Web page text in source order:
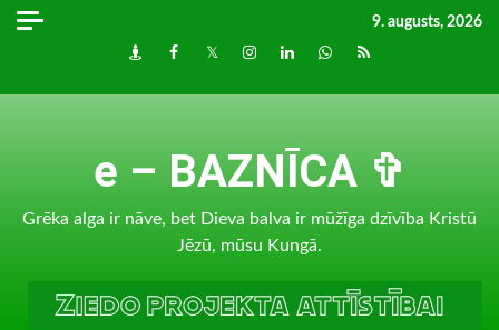
Skip
9. augusts, 2026
DraugiemFacebook
TwitterInstagram
LinkedInwhatsapp
RSS
e – BAZNĪCA ✞
Grēka alga ir nāve, bet Dieva balva ir mūžīga dzīvība Kristū
Jēzū, mūsu Kungā.